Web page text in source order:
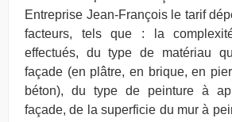
Entreprise Jean-François le tarif
facteurs, tels que : la
effectués, du type de matériau
façade (en plâtre, en brique, en
béton), du type de peinture à
façade, de la superficie du mur à